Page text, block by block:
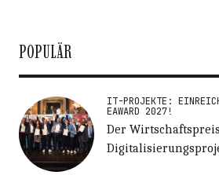
POPULÄR
IT-PROJEKTE:
EAWARD 2027!
Der